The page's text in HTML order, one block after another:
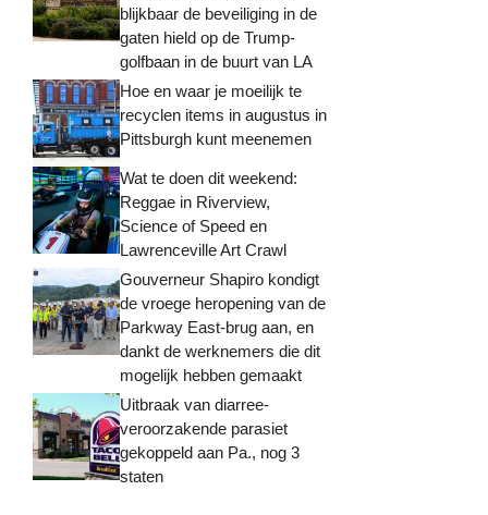
blijkbaar de beveiliging in de
gaten hield op de Trump-
golfbaan in de buurt van LA
Hoe en waar je moeilijk te
recyclen items in augustus in
Pittsburgh kunt meenemen
Wat te doen dit weekend:
Reggae in Riverview,
Science of Speed ​​en
Lawrenceville Art Crawl
Gouverneur Shapiro kondigt
de vroege heropening van de
Parkway East-brug aan, en
dankt de werknemers die dit
mogelijk hebben gemaakt
Uitbraak van diarree-
veroorzakende parasiet
gekoppeld aan Pa., nog 3
staten